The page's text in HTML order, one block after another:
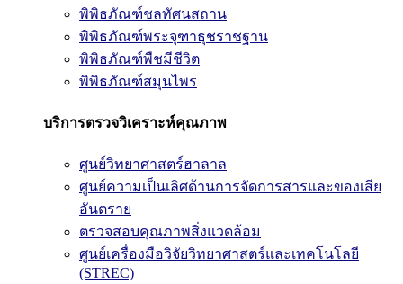
พิพิธภัณฑ์ชลทัศนสถาน
พิพิธภัณฑ์พระจุฑาธุชราชฐาน
พิพิธภัณฑ์พืชมีชีวิต
พิพิธภัณฑ์สมุนไพร
บริการตรวจวิเคราะห์คุณภาพ
ศูนย์วิทยาศาสตร์ฮาลาล
ศูนย์ความเป็นเลิศด้านการจัดการสารและของเสีย
อันตราย
ตรวจสอบคุณภาพสิ่งแวดล้อม
ศูนย์เครื่องมือวิจัยวิทยาศาสตร์และเทคโนโลยี
(STREC)